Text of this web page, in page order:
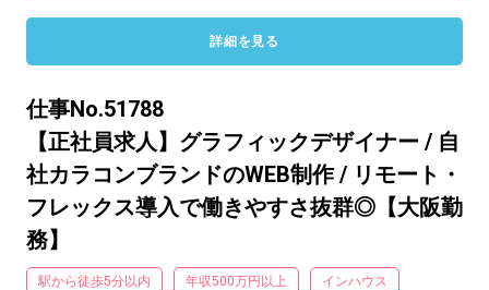
詳細を見る
仕事No.51788
【正社員求人】グラフィックデザイナー / 自
社カラコンブランドのWEB制作 / リモート・
フレックス導入で働きやすさ抜群◎【大阪勤
務】
駅から徒歩5分以内 年収500万円以上 インハウス